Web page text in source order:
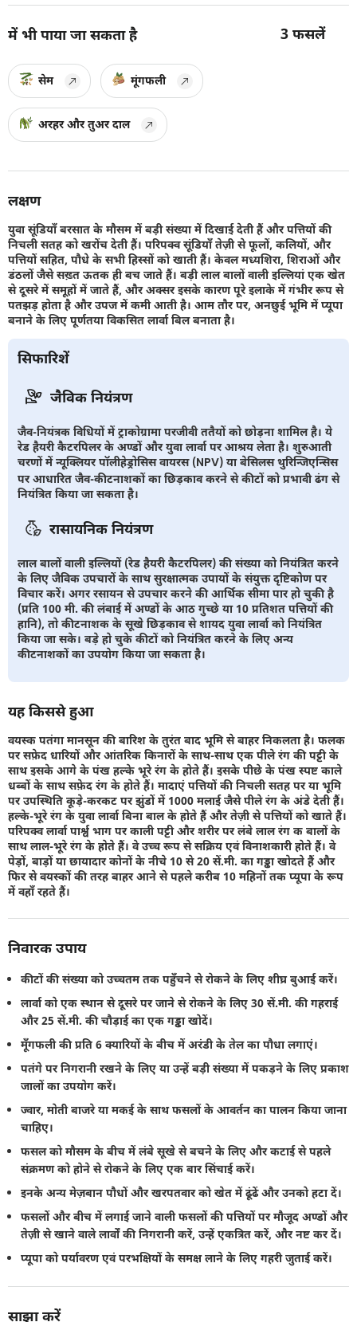
में भी पाया जा सकता है 3 फसलें
सेम मूंगफली
अरहर और तुअर दाल
लक्षण
युवा सूंडियाँ बरसात के मौसम में बड़ी संख्या में दिखाई देती हैं और पत्तियों की
निचली सतह को खरोंच देती हैं। परिपक्व सूंडियाँ तेज़ी से फूलों, कलियों, और
पत्तियों सहित, पौधे के सभी हिस्सों को खाती हैं। केवल मध्यशिरा, शिराओं और
डंठलों जैसे सख़्त ऊतक ही बच जाते हैं। बड़ी लाल बालों वाली इल्लियां एक खेत
से दूसरे में समूहों में जाते हैं, और अक्सर इसके कारण पूरे इलाके में गंभीर रूप से
पतझड़ होता है और उपज में कमी आती है। आम तौर पर, अनछुई भूमि में प्यूपा
बनाने के लिए पूर्णतया विकसित लार्वा बिल बनाता है।
सिफारिशें
जैविक नियंत्रण
जैव-नियंत्रक विधियों में ट्राकोग्रामा परजीवी ततैयों को छोड़ना शामिल है। ये
रेड हैयरी कैटरपिलर के अण्डों और युवा लार्वा पर आश्रय लेता है। शुरुआती
चरणों में न्यूक्लियर पॉलीहेड्रोसिस वायरस (NPV) या बेसिलस थुरिन्जिएन्सिस
पर आधारित जैव-कीटनाशकों का छिड़काव करने से कीटों को प्रभावी ढंग से
नियंत्रित किया जा सकता है।
रासायनिक नियंत्रण
लाल बालों वाली इल्लियों (रेड हैयरी कैटरपिलर) की संख्या को नियंत्रित करने
के लिए जैविक उपचारों के साथ सुरक्षात्मक उपायों के संयुक्त दृष्टिकोण पर
विचार करें। अगर रसायन से उपचार करने की आर्थिक सीमा पार हो चुकी है
(प्रति 100 मी. की लंबाई में अण्डों के आठ गुच्छे या 10 प्रतिशत पत्तियों की
हानि), तो कीटनाशक के सूखे छिड़काव से शायद युवा लार्वा को नियंत्रित
किया जा सके। बड़े हो चुके कीटों को नियंत्रित करने के लिए अन्य
कीटनाशकों का उपयोग किया जा सकता है।
यह किससे हुआ
वयस्क पतंगा मानसून की बारिश के तुरंत बाद भूमि से बाहर निकलता है। फलक
पर सफ़ेद धारियों और आंतरिक किनारों के साथ-साथ एक पीले रंग की पट्टी के
साथ इसके आगे के पंख हल्के भूरे रंग के होते हैं। इसके पीछे के पंख स्पष्ट काले
धब्बों के साथ सफ़ेद रंग के होते हैं। मादाएं पत्तियों की निचली सतह पर या भूमि
पर उपस्थिति कूड़े-करकट पर झुंडों में 1000 मलाई जैसे पीले रंग के अंडे देती हैं।
हल्के-भूरे रंग के युवा लार्वा बिना बाल के होते हैं और तेज़ी से पत्तियों को खाते हैं।
परिपक्व लार्वा पार्श्व भाग पर काली पट्टी और शरीर पर लंबे लाल रंग क बालों के
साथ लाल-भूरे रंग के होते हैं। वे उच्च रूप से सक्रिय एवं विनाशकारी होते हैं। वे
पेड़ों, बाड़ों या छायादार कोनों के नीचे 10 से 20 सें.मी. का गड्ढा खोदते हैं और
फिर से वयस्कों की तरह बाहर आने से पहले करीब 10 महिनों तक प्यूपा के रूप
में वहाँ रहते हैं।
निवारक उपाय
कीटों की संख्या को उच्चतम तक पहुँचने से रोकने के लिए शीघ्र बुआई करें।
लार्वा को एक स्थान से दूसरे पर जाने से रोकने के लिए 30 सें.मी. की गहराई
और 25 सें.मी. की चौड़ाई का एक गड्ढा खोदें।
मूँगफली की प्रति 6 क्यारियों के बीच में अरंडी के तेल का पौधा लगाएं।
पतंगे पर निगरानी रखने के लिए या उन्हें बड़ी संख्या में पकड़ने के लिए प्रकाश
जालों का उपयोग करें।
ज्वार, मोती बाजरे या मकई के साथ फसलों के आवर्तन का पालन किया जाना
चाहिए।
फसल को मौसम के बीच में लंबे सूखे से बचने के लिए और कटाई से पहले
संक्रमण को होने से रोकने के लिए एक बार सिंचाई करें।
इनके अन्य मेज़बान पौधों और खरपतवार को खेत में ढूंढें और उनको हटा दें।
फसलों और बीच में लगाई जाने वाली फसलों की पत्तियों पर मौजूद अण्डों और
तेज़ी से खाने वाले लार्वों की निगरानी करें, उन्हें एकत्रित करें, और नष्ट कर दें।
प्यूपा को पर्यावरण एवं परभक्षियों के समक्ष लाने के लिए गहरी जुताई करें।
साझा करें